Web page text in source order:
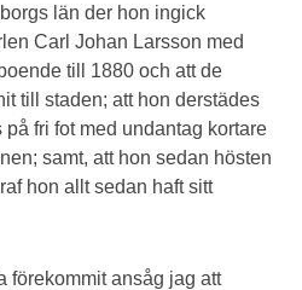
län der hon ingick
Carl Johan Larsson med
till 1880 och att de
till staden; att hon derstädes
fri fot med undantag kortare
samt, att hon sedan hösten
hon allt sedan haft sitt
förekommit ansåg jag att